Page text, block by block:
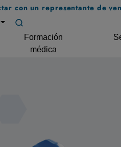
Formación
médica
con un representante de